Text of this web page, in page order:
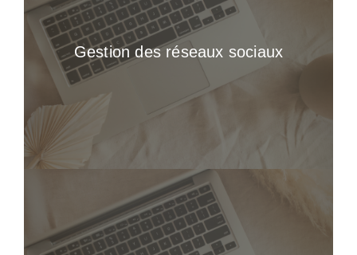
Gestion des réseaux sociaux